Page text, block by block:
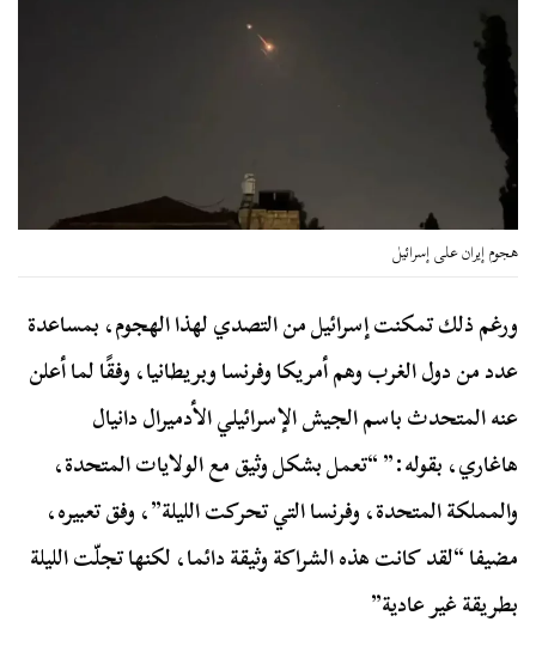
هجوم إيران على إسرائيل
ورغم ذلك تمكنت إسرائيل من التصدي لهذا الهجوم، بمساعدة
عدد من دول الغرب وهم أمريكا وفرنسا وبريطانيا، وفقًا لما أعلن
عنه المتحدث باسم الجيش الإسرائيلي الأدميرال دانيال
هاغاري، بقوله:” “تعمل بشكل وثيق مع الولايات المتحدة،
والمملكة المتحدة، وفرنسا التي تحركت الليلة”، وفق تعبيره،
مضيفا “لقد كانت هذه الشراكة وثيقة دائما، لكنها تجلّت الليلة
بطريقة غير عادية”